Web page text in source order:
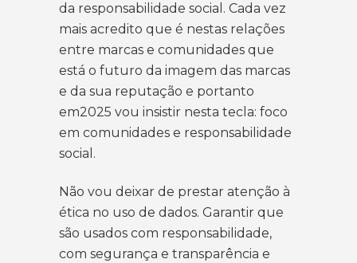
da responsabilidade social. Cada vez
mais acredito que é nestas relações
entre marcas e comunidades que
está o futuro da imagem das marcas
e da sua reputação e portanto
em2025 vou insistir nesta tecla: foco
em comunidades e responsabilidade
social.
Não vou deixar de prestar atenção à
ética no uso de dados. Garantir que
são usados com responsabilidade,
com segurança e transparência e